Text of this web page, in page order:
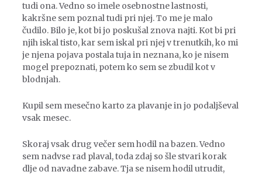
tudi ona. Vedno so imele osebnostne lastnosti,
kakršne sem poznal tudi pri njej. To me je malo
čudilo. Bilo je, kot bi jo poskušal znova najti. Kot bi pri
njih iskal tisto, kar sem iskal pri njej v trenutkih, ko mi
je njena pojava postala tuja in neznana, ko je nisem
mogel prepoznati, potem ko sem se zbudil kot v
blodnjah.
Kupil sem mesečno karto za plavanje in jo podaljševal
vsak mesec.
Skoraj vsak drug večer sem hodil na bazen. Vedno
sem nadvse rad plaval, toda zdaj so šle stvari korak
dlje od navadne zabave. Tja se nisem hodil utrudit,